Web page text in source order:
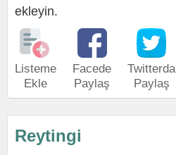
ekleyin.
Listeme
Ekle
Facede
Paylaş
Twitterda
Paylaş
Reytingi